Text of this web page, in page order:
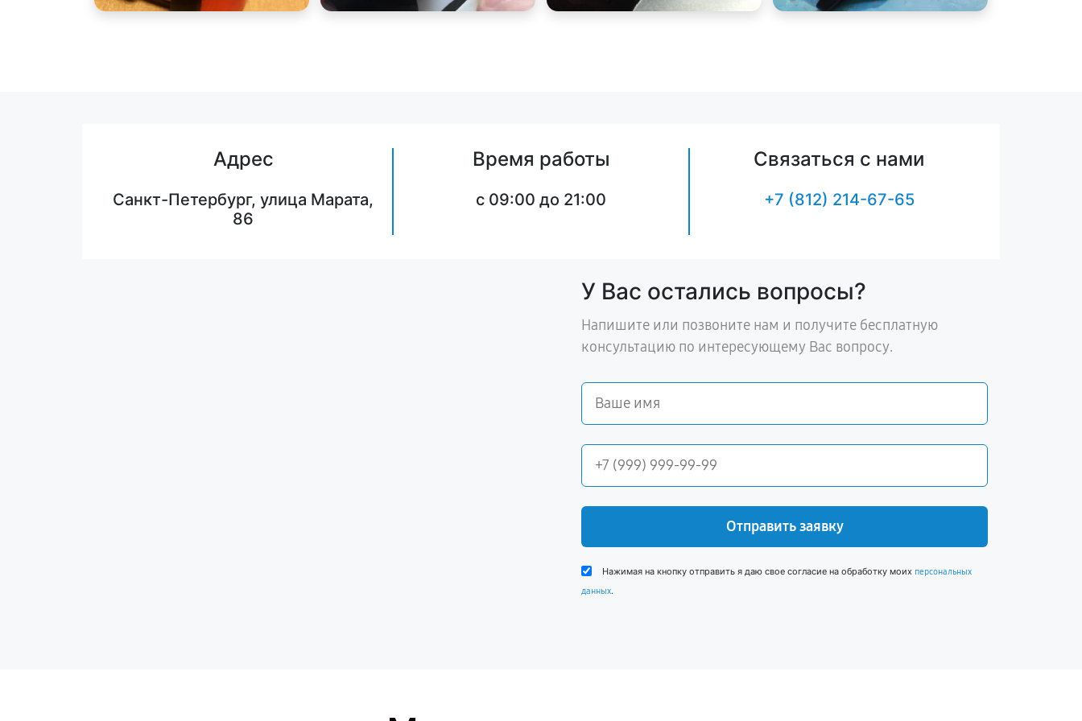
Адрес
Санкт-Петербург, улица Марата,
86
Время работы
c 09:00 до 21:00
Связаться с нами
+7 (812) 214-67-65
У Вас остались вопросы?
Напишите или позвоните нам и получите бесплатную
консультацию по интересующему Вас вопросу.
Отправить заявку
Нажимая на кнопку отправить я даю свое согласие на обработку моих персональных
данных.